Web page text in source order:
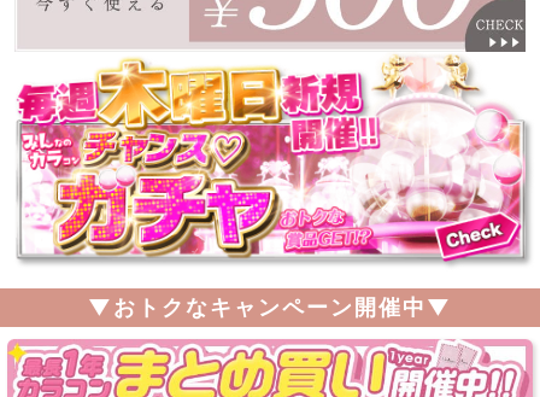
▼おトクなキャンペーン開催中▼